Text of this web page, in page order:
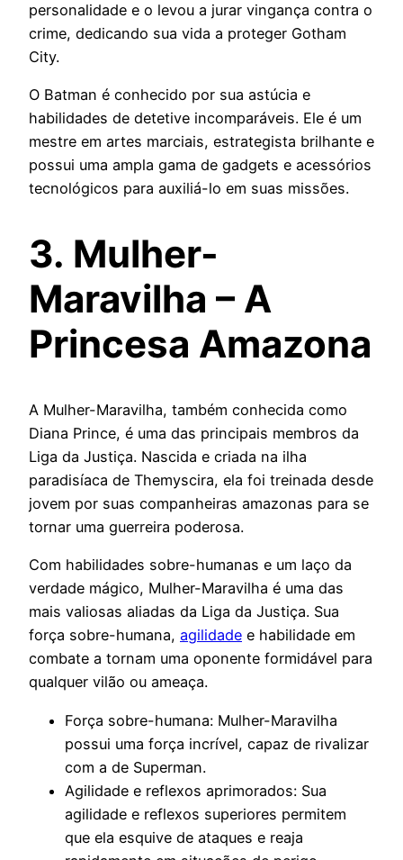
personalidade e o levou a jurar vingança contra o
crime, dedicando sua vida a proteger Gotham
City.
O Batman é conhecido por sua astúcia e
habilidades de detetive incomparáveis. Ele é um
mestre em artes marciais, estrategista brilhante e
possui uma ampla gama de gadgets e acessórios
tecnológicos para auxiliá-lo em suas missões.
3. Mulher-
Maravilha – A
Princesa Amazona
A Mulher-Maravilha, também conhecida como
Diana Prince, é uma das principais membros da
Liga da Justiça. Nascida e criada na ilha
paradisíaca de Themyscira, ela foi treinada desde
jovem por suas companheiras amazonas para se
tornar uma guerreira poderosa.
Com habilidades sobre-humanas e um laço da
verdade mágico, Mulher-Maravilha é uma das
mais valiosas aliadas da Liga da Justiça. Sua
força sobre-humana, agilidade e habilidade em
combate a tornam uma oponente formidável para
qualquer vilão ou ameaça.
Força sobre-humana: Mulher-Maravilha
possui uma força incrível, capaz de rivalizar
com a de Superman.
Agilidade e reflexos aprimorados: Sua
agilidade e reflexos superiores permitem
que ela esquive de ataques e reaja